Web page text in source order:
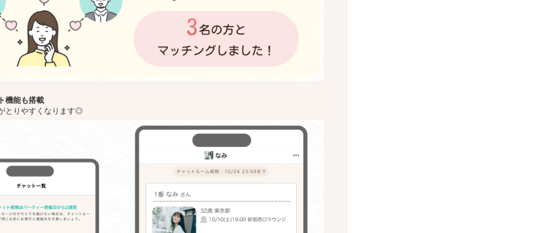
機能も搭載
とりやすくなります◎